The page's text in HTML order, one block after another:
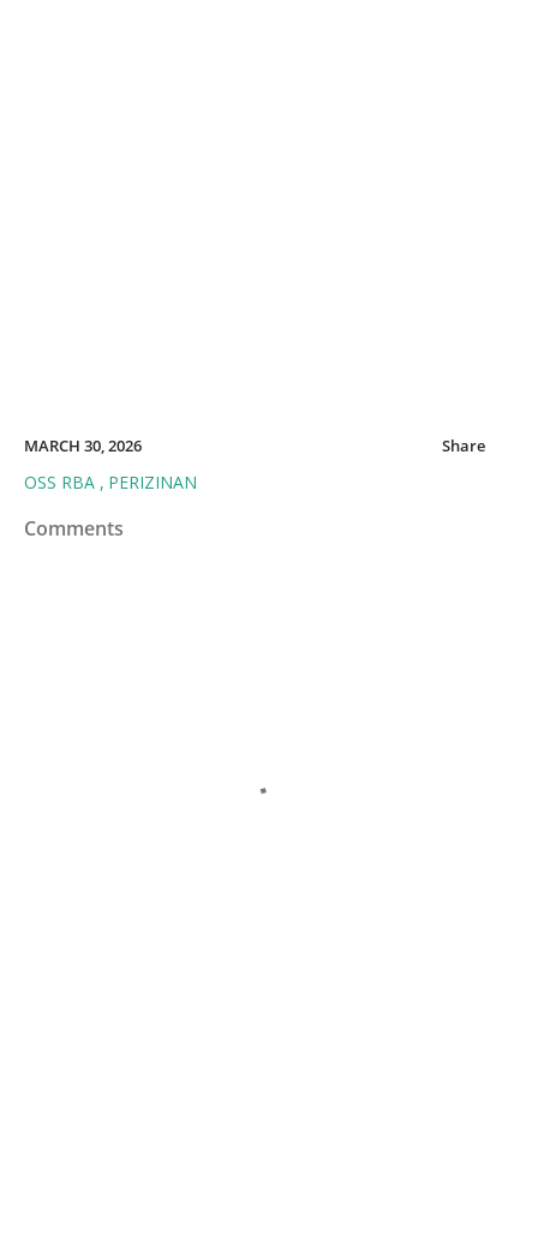
MARCH 30, 2026
OSS RBA PERIZINAN
Share
Comments